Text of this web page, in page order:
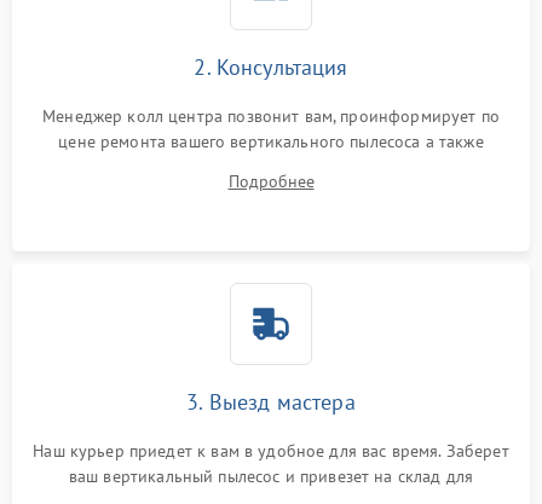
2. Консультация
Менеджер колл центра позвонит вам, проинформирует по
цене ремонта вашего вертикального пылесоса а также
Подробнее
3. Выезд мастера
Наш курьер приедет к вам в удобное для вас время. Заберет
ваш вертикальный пылесос и привезет на склад для